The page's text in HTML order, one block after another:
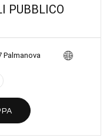
PUBBLICO
Palmanova